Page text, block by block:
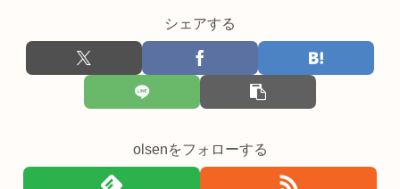
シェアする
olsenをフォローする